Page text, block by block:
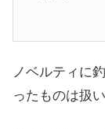
ノベルティに
ったものは扱